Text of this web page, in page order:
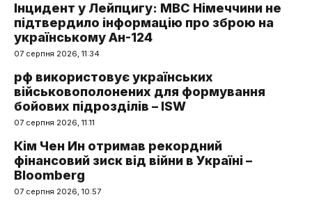
Інцидент у Лейпцигу: МВС Німеччини не
підтвердило інформацію про зброю на
українському Ан-124
07 серпня 2026, 11:34
рф використовує українських
військовополонених для формування
бойових підрозділів – ISW
07 серпня 2026, 11:11
Кім Чен Ин отримав рекордний
фінансовий зиск від війни в Україні –
Bloomberg
07 серпня 2026, 10:57